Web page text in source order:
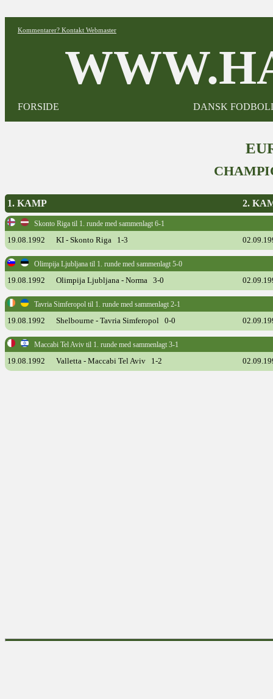
Kommentarer? Kontakt Webmaster
FORSIDE DANSK
1. KAMP 2.
Skonto Riga til 1. runde med sammenlagt 6-1
19.08.1992 KI - Skonto Riga 1-3
Olimpija Ljubljana til 1. runde med sammenlagt 5-0
19.08.1992 Olimpija Ljubljana - Norma 3-0
Tavria Simferopol til 1. runde med sammenlagt 2-1
19.08.1992 Shelbourne - Tavria Simferopol 0-0
Maccabi Tel Aviv til 1. runde med sammenlagt 3-1
19.08.1992 Valletta - Maccabi Tel Aviv 1-2